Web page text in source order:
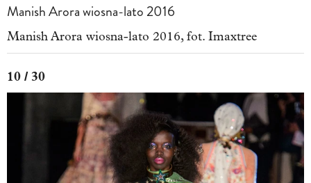
Manish Arora wiosna-lato 2016
Manish Arora wiosna-lato 2016, fot. Imaxtree
10 / 30